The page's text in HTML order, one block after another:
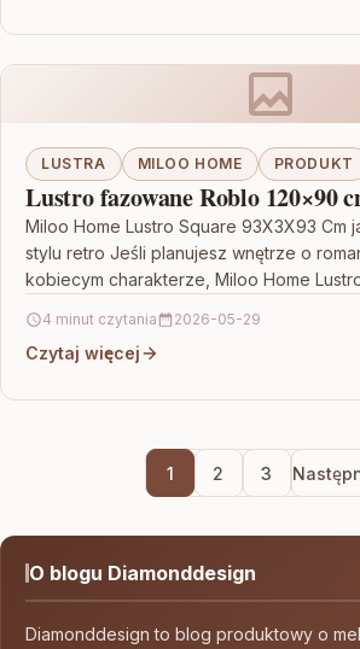
LUSTRA MILOO HOME PRODUKT
Lustro fazowane Roblo 120×90
Miloo Home Lustro Square 93X3X93 Cm
stylu retro Jeśli planujesz wnętrze o
kobiecym charakterze, Miloo Home
4 minut czytania 2026-05-29
Czytaj więcej
1 2 3
O blogu Diamonddesign
Diamonddesign to blog produktowy o